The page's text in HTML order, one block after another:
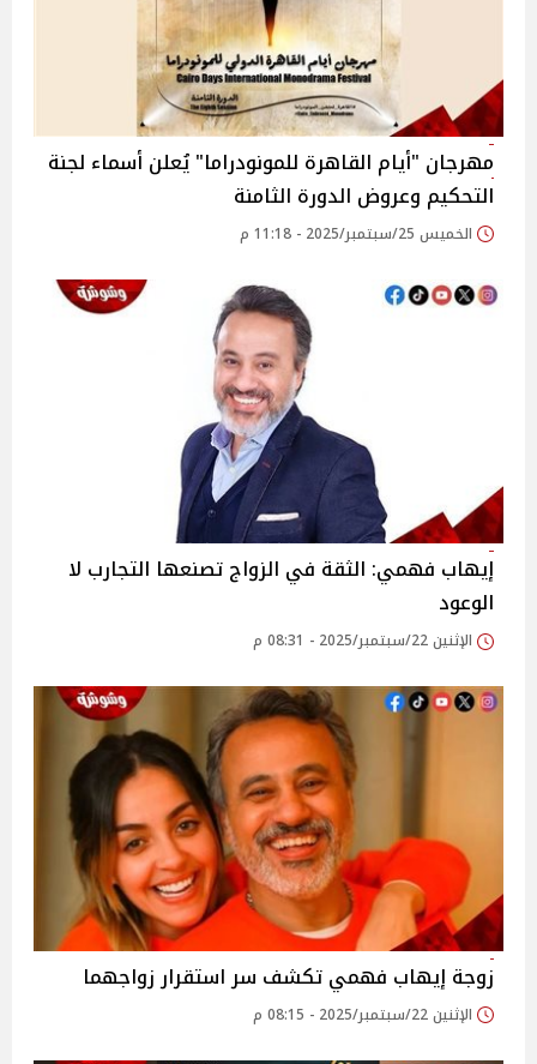
مهرجان "أيام القاهرة للمونودراما" يُعلن أسماء لجنة
التحكيم وعروض الدورة الثامنة
الخميس 25/سبتمبر/2025 - 11:18 م
إيهاب فهمي: الثقة في الزواج تصنعها التجارب لا
الوعود
الإثنين 22/سبتمبر/2025 - 08:31 م
زوجة إيهاب فهمي تكشف سر استقرار زواجهما
الإثنين 22/سبتمبر/2025 - 08:15 م